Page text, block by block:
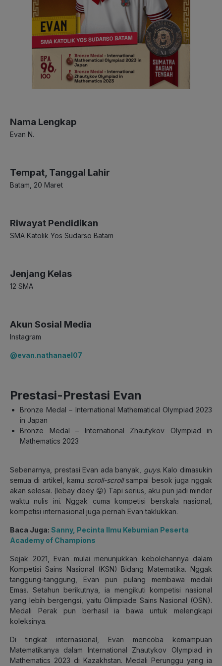
Nama Lengkap
Evan N.
Tempat, Tanggal Lahir
Batam, 20 Maret
Riwayat Pendidikan
SMA Katolik Yos Sudarso Batam
Jenjang Kelas
12 SMA
Akun Sosial Media
Instagram
@evan.nathanael07
Prestasi-Prestasi Evan
Bronze Medal – International Mathematical Olympiad 2023
in Japan
Bronze Medal – International Zhautykov Olympiad in
Mathematics 2023
Sebenarnya, prestasi Evan ada banyak, guys. Kalo dimasukin
semua di artikel, kamu scroll-scroll sampai besok juga nggak
akan selesai. (lebay deey 😛) Tapi serius, aku pun jadi minder
waktu nulis ini. Nggak cuma kompetisi berskala nasional,
kompetisi internasional juga pernah Evan taklukkan.
Baca Juga: Sanny, Pecinta Ilmu Kebumian Peserta
Academy of Champions
Sejak 2021, Evan mulai menunjukkan kebolehannya dalam
Kompetisi Sains Nasional (KSN) Bidang Matematika. Nggak
tanggung-tanggung, Evan pun pulang membawa medali
Emas. Setahun berikutnya, ia mengikuti kompetisi nasional
yang lebih bergengsi, yaitu Olimpiade Sains Nasional (OSN).
Medali Perak pun berhasil ia bawa untuk melengkapi
koleksinya.
Di tingkat internasional, Evan mencoba kemampuan
Matematikanya dalam International Zhautykov Olympiad in
Mathematics 2023 di Kazakhstan. Medali Perunggu yang ia